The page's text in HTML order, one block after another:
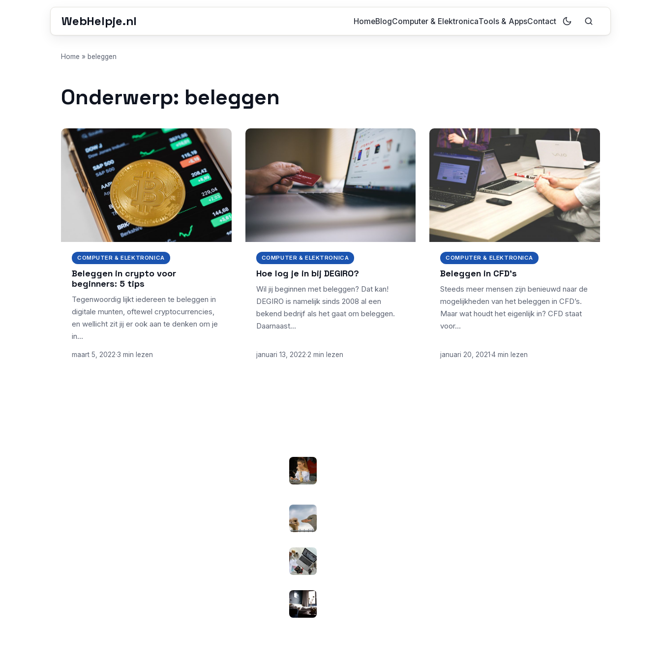
WebHelpje.nl HomeBlogComputer & ElektronicaTools & AppsContact
Home » beleggen
Onderwerp: beleggen
COMPUTER & ELEKTRONICA
Beleggen in crypto voor
beginners: 5 tips
Tegenwoordig lijkt iedereen te beleggen in
digitale munten, oftewel cryptocurrencies,
en wellicht zit jij er ook aan te denken om je
in…
maart 5, 2022·3 min lezen
COMPUTER & ELEKTRONICA
Hoe log je in bij DEGIRO?
Wil jij beginnen met beleggen? Dat kan!
DEGIRO is namelijk sinds 2008 al een
bekend bedrijf als het gaat om beleggen.
Daarnaast…
januari 13, 2022·2 min lezen
COMPUTER & ELEKTRONICA
Beleggen in CFD’s
Steeds meer mensen zijn benieuwd naar de
mogelijkheden van het beleggen in CFD’s.
Maar wat houdt het eigenlijk in? CFD staat
voor…
januari 20, 2021·4 min lezen
gebruik buiten in de zomer:
helderheid, reflectie en kleur
goed instellen
controleer je via Apple zelf of je
oordopjes echt zijn
augustus 1, 2026
welke reeks past bij welk gebruik
en wat zijn de echte verschillen?
hotel-wifi: waarom het vaak
mislukt en hoe je het oplost
juli 27, 2026